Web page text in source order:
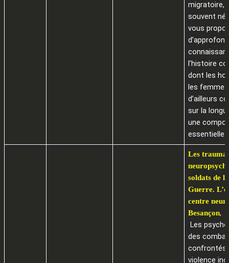
migratoire,
souvent
vous
l’histoire
dont les
les
d’ailleurs
sur la
une
essentielle.
Les
soldats de
Guerre.
centre
Besançon,
Les
des
confrontés
violence